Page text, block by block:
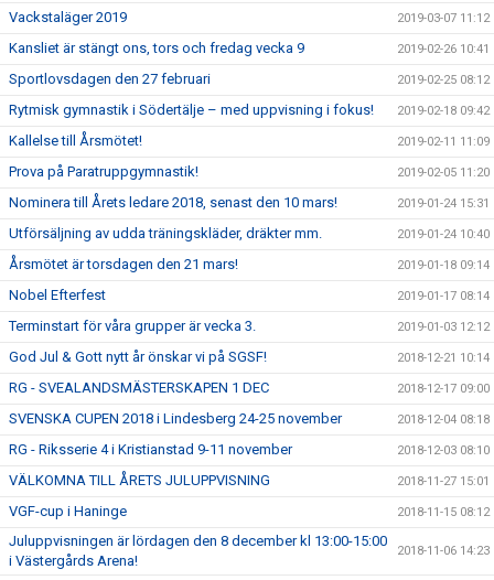
Vackstaläger 2019 2019-03-07 11:12
Kansliet är stängt ons, tors och fredag vecka 9 2019-02-26 10:41
Sportlovsdagen den 27 februari 2019-02-25 08:12
Rytmisk gymnastik i Södertälje – med uppvisning i fokus! 2019-02-18 09:42
Kallelse till Årsmötet! 2019-02-11 11:09
Prova på Paratruppgymnastik! 2019-02-05 11:20
Nominera till Årets ledare 2018, senast den 10 mars! 2019-01-24 15:31
Utförsäljning av udda träningskläder, dräkter mm. 2019-01-24 10:40
Årsmötet är torsdagen den 21 mars! 2019-01-18 09:14
Nobel Efterfest 2019-01-17 08:14
Terminstart för våra grupper är vecka 3. 2019-01-03 12:12
God Jul & Gott nytt år önskar vi på SGSF! 2018-12-21 10:14
RG - SVEALANDSMÄSTERSKAPEN 1 DEC 2018-12-17 09:00
SVENSKA CUPEN 2018 i Lindesberg 24-25 november 2018-12-04 08:18
RG - Riksserie 4 i Kristianstad 9-11 november 2018-12-03 08:10
VÄLKOMNA TILL ÅRETS JULUPPVISNING 2018-11-27 15:01
VGF-cup i Haninge 2018-11-15 08:12
Juluppvisningen är lördagen den 8 december kl 13:00-15:00
i Västergårds Arena!
2018-11-06 14:23